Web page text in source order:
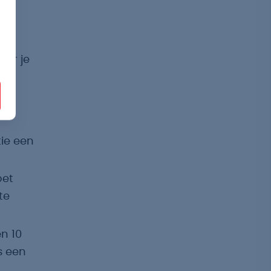
je
een
10
een